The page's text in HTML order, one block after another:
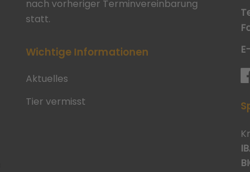
nach vorheriger Terminvereinbarung
statt.
Wichtige Informationen
Aktuelles
Tier vermisst